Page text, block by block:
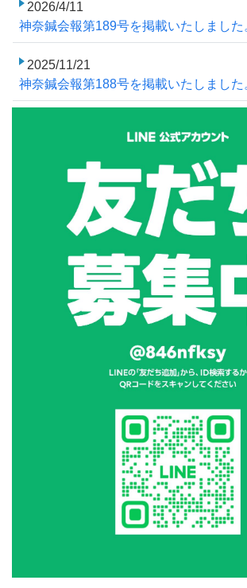
2026/4/11
神奈鍼会報第189号を掲載いたしました
2025/11/21
神奈鍼会報第188号を掲載いたしました